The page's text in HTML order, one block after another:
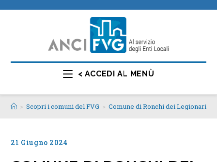
< ACCEDI AL MENÙ
> Scopri i comuni del FVG > Comune di Ronchi dei Legionari
21 Giugno 2024